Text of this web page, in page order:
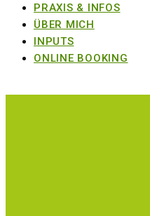
PRAXIS & INFOS
ÜBER MICH
INPUTS
ONLINE BOOKING